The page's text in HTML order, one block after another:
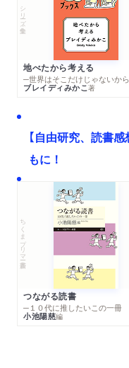
シリーズ・全集
地べたから考える
─世界はそこだけじゃないから
ブレイディみかこ著
【自由研究、読書
もに！
ちくまプリマー新書
つながる読書
─１０代に推したいこの一冊
小池陽慈編